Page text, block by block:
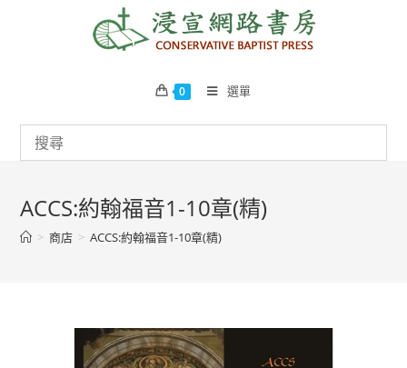
0 選單
ACCS:約翰福音1-10章(精)
> 商店 > ACCS:約翰福音1-10章(精)